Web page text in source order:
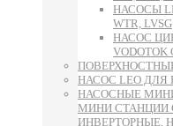
НАСОСЫ
WTR, LVSG
НАСОС
НАСОС LEO
НАСОСНЫЕ
МИНИ СТАНЦИИ
ИНВЕРТОРНЫЕ,